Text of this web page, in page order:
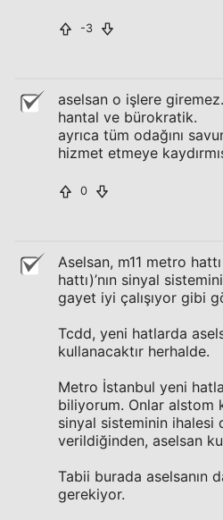
-3
aselsan o işlere
hantal ve bürokratik.
ayrıca tüm odağını
hizmet etmeye
0
Aselsan, m11 metro
hattı)’nın sinyal
gayet iyi çalışıyor gibi
Tcdd, yeni hatlarda
kullanacaktır herhalde.
Metro İstanbul yeni
biliyorum. Onlar alstom
sinyal sisteminin ihalesi
verildiğinden, aselsan
Tabii burada aselsanın
gerekiyor.